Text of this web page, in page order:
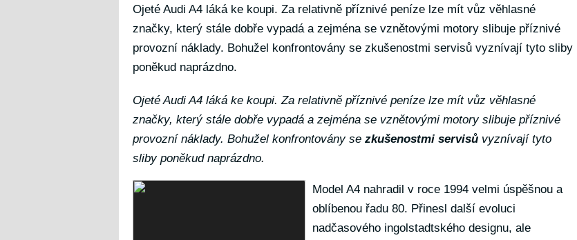
Ojeté Audi A4 láká ke koupi. Za relativně příznivé peníze lze mít vůz věhlasné
značky, který stále dobře vypadá a zejména se vznětovými motory slibuje příznivé
provozní náklady. Bohužel konfrontovány se zkušenostmi servisů vyznívají tyto sliby
poněkud naprázdno.
Ojeté Audi A4 láká ke koupi. Za relativně příznivé peníze lze mít vůz věhlasné
značky, který stále dobře vypadá a zejména se vznětovými motory slibuje příznivé
provozní náklady. Bohužel konfrontovány se zkušenostmi servisů vyznívají tyto
sliby poněkud naprázdno.
Model A4 nahradil v roce 1994 velmi úspěšnou a
oblíbenou řadu 80. Přinesl další evoluci
nadčasového ingolstadtského designu, ale